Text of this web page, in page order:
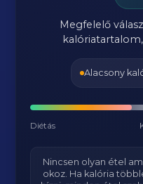
Megfelelő
Alacsony
Diétás
Nincsen olyan étel
okoz. Ha kalória